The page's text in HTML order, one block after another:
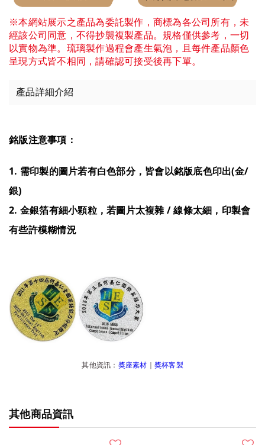
※本網站展示之產品為委託製作，商標為各公司所有，未
經該公司同意，不得抄襲複製產品。規格僅供參考，一切
以實物為準。琉璃製作過程會產生氣泡，且每件產品顏色
呈現方式皆不相同，請確認可接受後再下單。
產品詳細介紹
銘版注意事項：
1. 需印製的圖片若有白色部分，皆會以銘版底色印出(金/
銀)
2. 金銀箔有細小顆粒，若圖片太複雜 / 線條太細，印製會
有些許模糊情況
其他資訊： 獎座素材 ｜ 獎杯客製
其他商品資訊